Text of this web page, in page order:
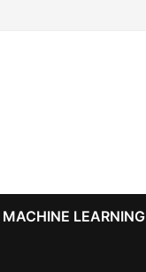
MACHINE LEARNING